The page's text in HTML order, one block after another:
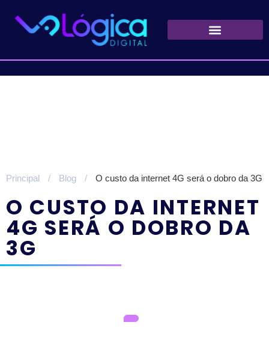
Principal / Blog / O custo da internet 4G será o dobro da 3G
O CUSTO DA INTERNET
4G SERÁ O DOBRO DA
3G